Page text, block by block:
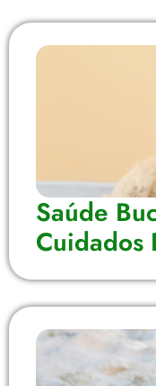
Saúde
Cuidados